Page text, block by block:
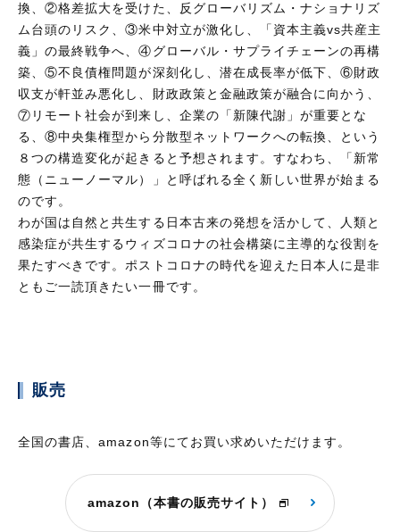
換、②格差拡大を受けた、反グローバリズム・ナショナリズ
ム台頭のリスク、③米中対立が激化し、「資本主義vs共産主
義」の最終戦争へ、④グローバル・サプライチェーンの再構
築、⑤不良債権問題が深刻化し、潜在成長率が低下、⑥財政
収支が軒並み悪化し、財政政策と金融政策が融合に向かう、
⑦リモート社会が到来し、企業の「新陳代謝」が重要とな
る、⑧中央集権型から分散型ネットワークへの転換、という
８つの構造変化が起きると予想されます。すなわち、「新常
態（ニューノーマル）」と呼ばれる全く新しい世界が始まる
のです。
わが国は自然と共生する日本古来の発想を活かして、人類と
感染症が共生するウィズコロナの社会構築に主導的な役割を
果たすべきです。ポストコロナの時代を迎えた日本人に是非
ともご一読頂きたい一冊です。
販売
全国の書店、amazon等にてお買い求めいただけます。
amazon（本書の販売サイト）